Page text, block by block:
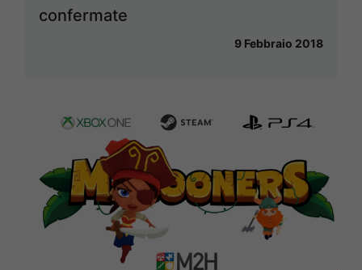
confermate
9 Febbraio 2018